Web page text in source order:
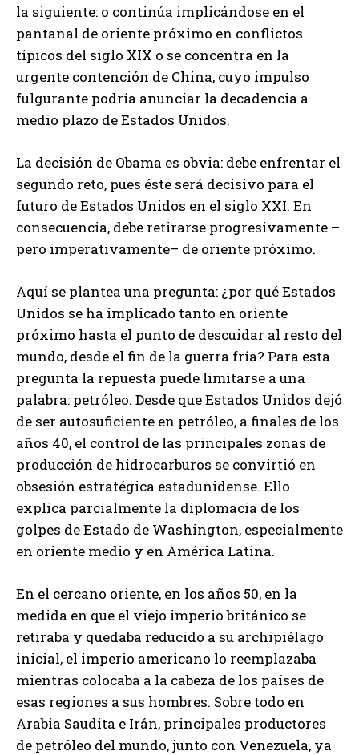
la siguiente: o continúa implicándose en el
pantanal de oriente próximo en conflictos
típicos del siglo XIX o se concentra en la
urgente contención de China, cuyo impulso
fulgurante podría anunciar la decadencia a
medio plazo de Estados Unidos.
La decisión de Obama es obvia: debe enfrentar el
segundo reto, pues éste será decisivo para el
futuro de Estados Unidos en el siglo XXI. En
consecuencia, debe retirarse progresivamente –
pero imperativamente– de oriente próximo.
Aquí se plantea una pregunta: ¿por qué Estados
Unidos se ha implicado tanto en oriente
próximo hasta el punto de descuidar al resto del
mundo, desde el fin de la guerra fría? Para esta
pregunta la repuesta puede limitarse a una
palabra: petróleo. Desde que Estados Unidos dejó
de ser autosuficiente en petróleo, a finales de los
años 40, el control de las principales zonas de
producción de hidrocarburos se convirtió en
obsesión estratégica estadunidense. Ello
explica parcialmente la diplomacia de los
golpes de Estado de Washington, especialmente
en oriente medio y en América Latina.
En el cercano oriente, en los años 50, en la
medida en que el viejo imperio británico se
retiraba y quedaba reducido a su archipiélago
inicial, el imperio americano lo reemplazaba
mientras colocaba a la cabeza de los países de
esas regiones a sus hombres. Sobre todo en
Arabia Saudita e Irán, principales productores
de petróleo del mundo, junto con Venezuela, ya